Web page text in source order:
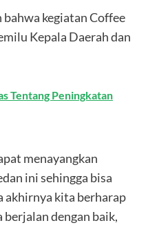
kegiatan Coffee
Kepala Daerah dan
Tentang Peningkatan
menayangkan
ini sehingga bisa
akhirnya kita berharap
dengan baik,